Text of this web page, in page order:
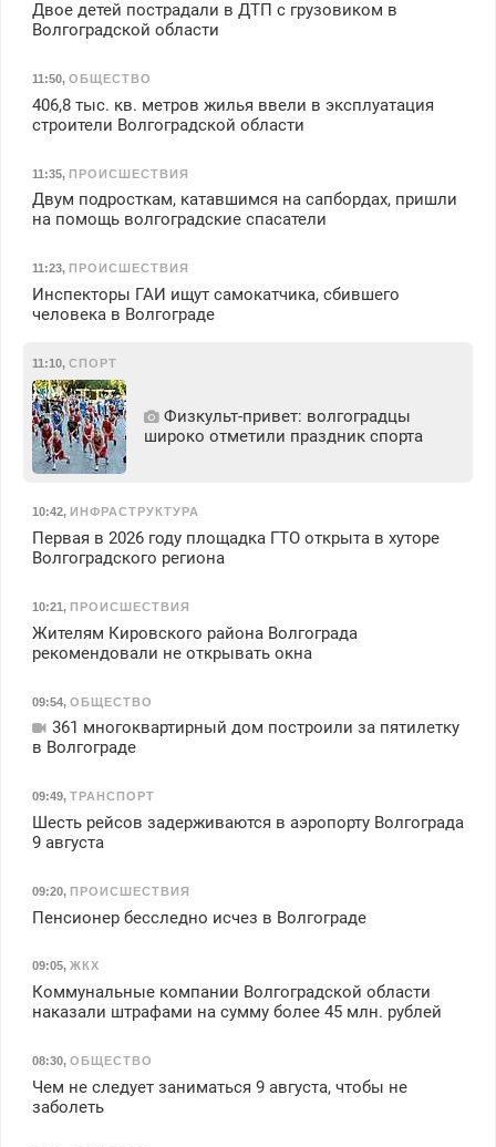
Двое детей пострадали в ДТП с грузовиком в
Волгоградской области
11:50, ОБЩЕСТВО
406,8 тыс. кв. метров жилья ввели в эксплуатация
строители Волгоградской области
11:35, ПРОИСШЕСТВИЯ
Двум подросткам, катавшимся на сапбордах, пришли
на помощь волгоградские спасатели
11:23, ПРОИСШЕСТВИЯ
Инспекторы ГАИ ищут самокатчика, сбившего
человека в Волгограде
11:10, СПОРТ
Физкульт‑привет: волгоградцы
широко отметили праздник спорта
10:42, ИНФРАСТРУКТУРА
Первая в 2026 году площадка ГТО открыта в хуторе
Волгоградского региона
10:21, ПРОИСШЕСТВИЯ
Жителям Кировского района Волгограда
рекомендовали не открывать окна
09:54, ОБЩЕСТВО
361 многоквартирный дом построили за пятилетку
в Волгограде
09:49, ТРАНСПОРТ
Шесть рейсов задерживаются в аэропорту Волгограда
9 августа
09:20, ПРОИСШЕСТВИЯ
Пенсионер бесследно исчез в Волгограде
09:05, ЖКХ
Коммунальные компании Волгоградской области
наказали штрафами на сумму более 45 млн. рублей
08:30, ОБЩЕСТВО
Чем не следует заниматься 9 августа, чтобы не
заболеть